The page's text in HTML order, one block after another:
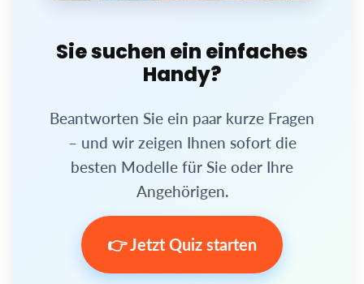
Sie suchen ein einfaches
Handy?
Beantworten Sie ein paar kurze Fragen
– und wir zeigen Ihnen sofort die
besten Modelle für Sie oder Ihre
Angehörigen.
👉 Jetzt Quiz starten